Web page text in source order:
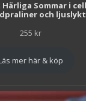
Sommar i
och
255 kr
mer här & köp